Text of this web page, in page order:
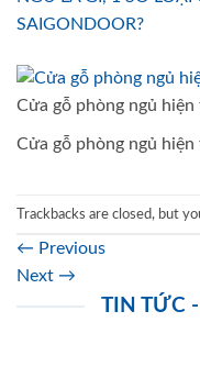
SAIGONDOOR?
Cửa gỗ phòng ngủ
Cửa gỗ phòng ngủ
Trackbacks are closed, but
← Previous
Next →
TIN